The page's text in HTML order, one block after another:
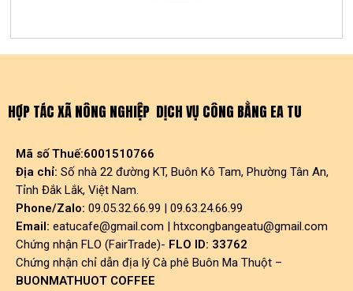
HỢP TÁC XÃ NÔNG NGHIỆP DỊCH VỤ CÔNG BẰNG EA TU
Mã số Thuế:6001510766
Địa chỉ: Số nhà 22 đường KT, Buôn Kô Tam, Phường Tân An,
Tỉnh Đắk Lắk, Việt Nam.
Phone/Zalo: 09.05.32.66.99 | 09.63.24.66.99
Email: eatucafe@gmail.com | htxcongbangeatu@gmail.com
Chứng nhận FLO (FairTrade)- FLO ID: 33762
Chứng nhận chỉ dẫn địa lý Cà phê Buôn Ma Thuột –
BUONMATHUOT COFFEE